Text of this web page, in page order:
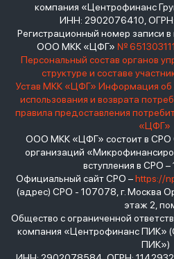
компания «Центрофинанс
ИНН: 2902076410,
Регистрационный номер записи
ООО МКК «ЦФГ» №
Персональный состав органов
структуре и составе
Устав МКК «ЦФГ» Информация об
использования и возврата
правила предоставления
«ЦФГ»
ООО МКК «ЦФГ» состоит в СРО
организаций
вступления в СРО –
Официальный сайт СРО –https://
(адрес) СРО - 107078, г. Москва
этаж 2,
Общество с ограниченной
компания «Центрофинанс
ПИК»)